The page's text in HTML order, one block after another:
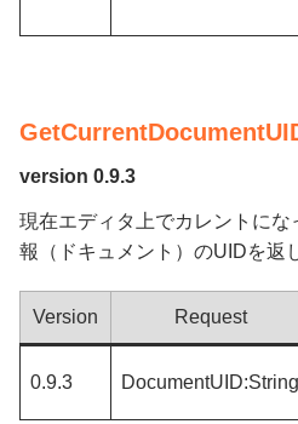
version 0.9.3
現在エディタ上でカレントに
報（ドキュメント）のUIDを返
Version Request
0.9.3 DocumentUID:String